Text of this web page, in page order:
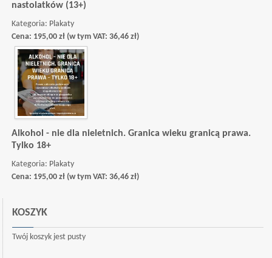
nastolatków (13+)
Kategoria: Plakaty
Cena: 195,00 zł (w tym VAT: 36,46 zł)
Alkohol - nie dla nieletnich. Granica wieku granicą prawa.
Tylko 18+
Kategoria: Plakaty
Cena: 195,00 zł (w tym VAT: 36,46 zł)
KOSZYK
Twój koszyk jest pusty